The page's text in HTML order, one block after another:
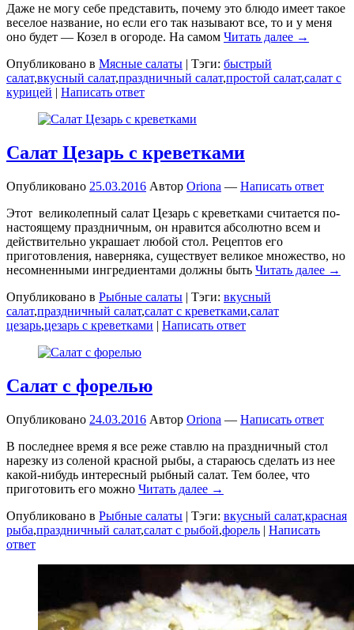
Даже не могу себе представить, почему это блюдо имеет такое
веселое название, но если его так называют все, то и у меня
оно будет — Козел в огороде. На самом Читать далее →
Опубликовано в Мясные салаты | Тэги: быстрый
салат,вкусный салат,праздничный салат,простой салат,салат с
курицей | Написать ответ
Салат Цезарь с креветками
Опубликовано 25.03.2016 Автор Oriona — Написать ответ
Этот великолепный салат Цезарь с креветками считается по-
настоящему праздничным, он нравится абсолютно всем и
действительно украшает любой стол. Рецептов его
приготовления, наверняка, существует великое множество, но
несомненными ингредиентами должны быть Читать далее →
Опубликовано в Рыбные салаты | Тэги: вкусный
салат,праздничный салат,салат с креветками,салат
цезарь,цезарь с креветками | Написать ответ
Салат с форелью
Опубликовано 24.03.2016 Автор Oriona — Написать ответ
В последнее время я все реже ставлю на праздничный стол
нарезку из соленой красной рыбы, а стараюсь сделать из нее
какой-нибудь интересный рыбный салат. Тем более, что
приготовить его можно Читать далее →
Опубликовано в Рыбные салаты | Тэги: вкусный салат,красная
рыба,праздничный салат,салат с рыбой,форель | Написать
ответ